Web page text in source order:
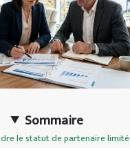
Sommaire
le statut de partenaire limité